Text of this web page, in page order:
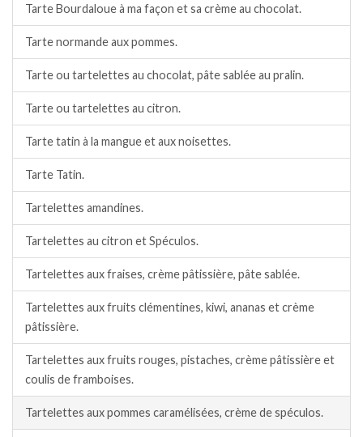
Tarte Bourdaloue à ma façon et sa crème au chocolat.
Tarte normande aux pommes.
Tarte ou tartelettes au chocolat, pâte sablée au pralin.
Tarte ou tartelettes au citron.
Tarte tatin à la mangue et aux noisettes.
Tarte Tatin.
Tartelettes amandines.
Tartelettes au citron et Spéculos.
Tartelettes aux fraises, crème pâtissière, pâte sablée.
Tartelettes aux fruits clémentines, kiwi, ananas et crème
pâtissière.
Tartelettes aux fruits rouges, pistaches, crème pâtissière et
coulis de framboises.
Tartelettes aux pommes caramélisées, crème de spéculos.